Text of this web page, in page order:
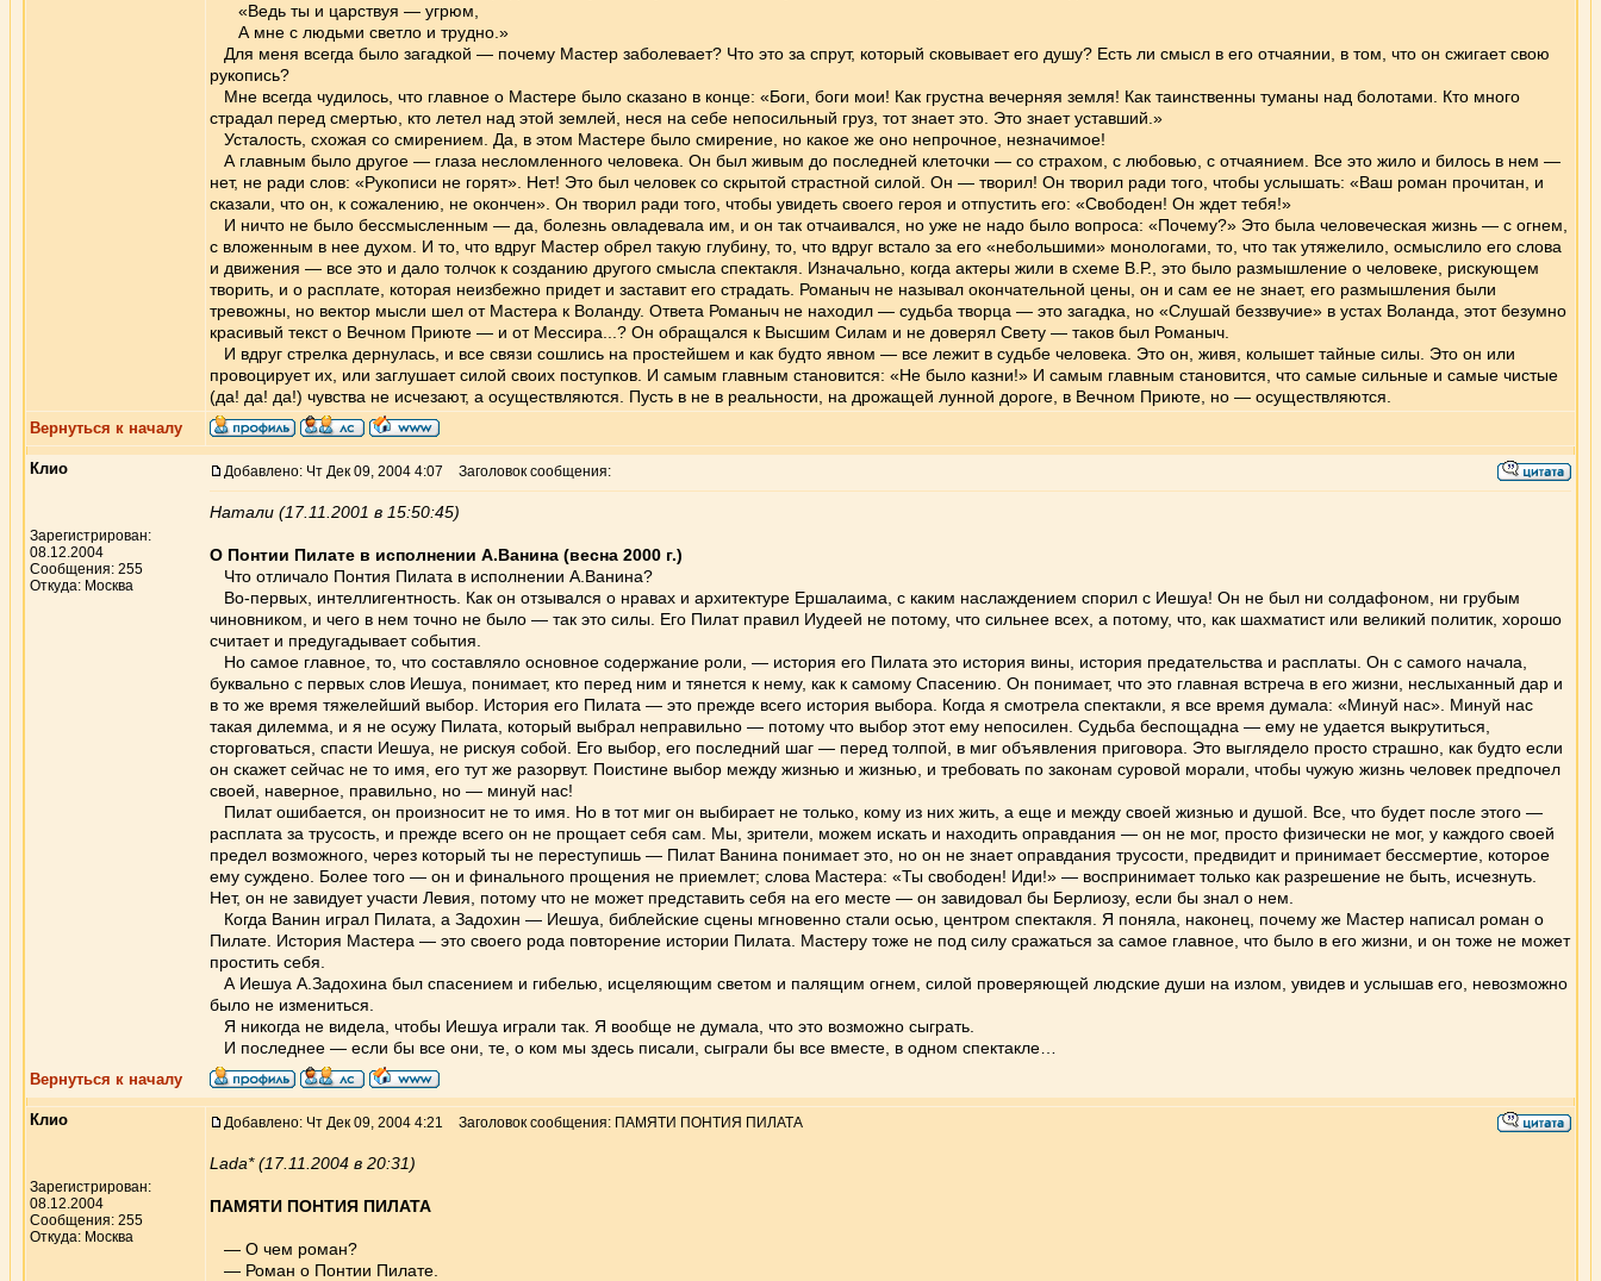
«Ведь ты и царствуя — угрюм,
А мне с людьми светло и трудно.»
Для меня всегда было загадкой — почему Мастер заболевает? Что это за спрут, который сковывает его душу? Есть ли смысл в его отчаянии, в том, что он сжигает свою
рукопись?
Мне всегда чудилось, что главное о Мастере было сказано в конце: «Боги, боги мои! Как грустна вечерняя земля! Как таинственны туманы над болотами. Кто много
страдал перед смертью, кто летел над этой землей, неся на себе непосильный груз, тот знает это. Это знает уставший.»
Усталость, схожая со смирением. Да, в этом Мастере было смирение, но какое же оно непрочное, незначимое!
А главным было другое — глаза несломленного человека. Он был живым до последней клеточки — со страхом, с любовью, с отчаянием. Все это жило и билось в нем —
нет, не ради слов: «Рукописи не горят». Нет! Это был человек со скрытой страстной силой. Он — творил! Он творил ради того, чтобы услышать: «Ваш роман прочитан, и
сказали, что он, к сожалению, не окончен». Он творил ради того, чтобы увидеть своего героя и отпустить его: «Свободен! Он ждет тебя!»
И ничто не было бессмысленным — да, болезнь овладевала им, и он так отчаивался, но уже не надо было вопроса: «Почему?» Это была человеческая жизнь — с огнем,
с вложенным в нее духом. И то, что вдруг Мастер обрел такую глубину, то, что вдруг встало за его «небольшими» монологами, то, что так утяжелило, осмыслило его слова
и движения — все это и дало толчок к созданию другого смысла спектакля. Изначально, когда актеры жили в схеме В.Р., это было размышление о человеке, рискующем
творить, и о расплате, которая неизбежно придет и заставит его страдать. Романыч не называл окончательной цены, он и сам ее не знает, его размышления были
тревожны, но вектор мысли шел от Мастера к Воланду. Ответа Романыч не находил — судьба творца — это загадка, но «Слушай беззвучие» в устах Воланда, этот безумно
красивый текст о Вечном Приюте — и от Мессира...? Он обращался к Высшим Силам и не доверял Свету — таков был Романыч.
И вдруг стрелка дернулась, и все связи сошлись на простейшем и как будто явном — все лежит в судьбе человека. Это он, живя, колышет тайные силы. Это он или
провоцирует их, или заглушает силой своих поступков. И самым главным становится: «Не было казни!» И самым главным становится, что самые сильные и самые чистые
(да! да! да!) чувства не исчезают, а осуществляются. Пусть в не в реальности, на дрожащей лунной дороге, в Вечном Приюте, но — осуществляются.
Вернуться к началу
Клио
Зарегистрирован:
08.12.2004
Сообщения: 255
Откуда: Москва
Добавлено: Чт Дек 09, 2004 4:07 Заголовок сообщения:
Натали (17.11.2001 в 15:50:45)
О Понтии Пилате в исполнении А.Ванина (весна 2000 г.)
Что отличало Понтия Пилата в исполнении А.Ванина?
Во-первых, интеллигентность. Как он отзывался о нравах и архитектуре Ершалаима, с каким наслаждением спорил с Иешуа! Он не был ни солдафоном, ни грубым
чиновником, и чего в нем точно не было — так это силы. Его Пилат правил Иудеей не потому, что сильнее всех, а потому, что, как шахматист или великий политик, хорошо
считает и предугадывает события.
Но самое главное, то, что составляло основное содержание роли, — история его Пилата это история вины, история предательства и расплаты. Он с самого начала,
буквально с первых слов Иешуа, понимает, кто перед ним и тянется к нему, как к самому Спасению. Он понимает, что это главная встреча в его жизни, неслыханный дар и
в то же время тяжелейший выбор. История его Пилата — это прежде всего история выбора. Когда я смотрела спектакли, я все время думала: «Минуй нас». Минуй нас
такая дилемма, и я не осужу Пилата, который выбрал неправильно — потому что выбор этот ему непосилен. Судьба беспощадна — ему не удается выкрутиться,
сторговаться, спасти Иешуа, не рискуя собой. Его выбор, его последний шаг — перед толпой, в миг объявления приговора. Это выглядело просто страшно, как будто если
он скажет сейчас не то имя, его тут же разорвут. Поистине выбор между жизнью и жизнью, и требовать по законам суровой морали, чтобы чужую жизнь человек предпочел
своей, наверное, правильно, но — минуй нас!
Пилат ошибается, он произносит не то имя. Но в тот миг он выбирает не только, кому из них жить, а еще и между своей жизнью и душой. Все, что будет после этого —
расплата за трусость, и прежде всего он не прощает себя сам. Мы, зрители, можем искать и находить оправдания — он не мог, просто физически не мог, у каждого своей
предел возможного, через который ты не переступишь — Пилат Ванина понимает это, но он не знает оправдания трусости, предвидит и принимает бессмертие, которое
ему суждено. Более того — он и финального прощения не приемлет; слова Мастера: «Ты свободен! Иди!» — воспринимает только как разрешение не быть, исчезнуть.
Нет, он не завидует участи Левия, потому что не может представить себя на его месте — он завидовал бы Берлиозу, если бы знал о нем.
Когда Ванин играл Пилата, а Задохин — Иешуа, библейские сцены мгновенно стали осью, центром спектакля. Я поняла, наконец, почему же Мастер написал роман о
Пилате. История Мастера — это своего рода повторение истории Пилата. Мастеру тоже не под силу сражаться за самое главное, что было в его жизни, и он тоже не может
простить себя.
А Иешуа А.Задохина был спасением и гибелью, исцеляющим светом и палящим огнем, силой проверяющей людские души на излом, увидев и услышав его, невозможно
было не измениться.
Я никогда не видела, чтобы Иешуа играли так. Я вообще не думала, что это возможно сыграть.
И последнее — если бы все они, те, о ком мы здесь писали, сыграли бы все вместе, в одном спектакле…
Вернуться к началу
Клио
Зарегистрирован:
08.12.2004
Сообщения: 255
Откуда: Москва
Добавлено: Чт Дек 09, 2004 4:21 Заголовок сообщения: ПАМЯТИ ПОНТИЯ ПИЛАТА
Lada* (17.11.2004 в 20:31)
ПАМЯТИ ПОНТИЯ ПИЛАТА
— О чем роман?
— Роман о Понтии Пилате.